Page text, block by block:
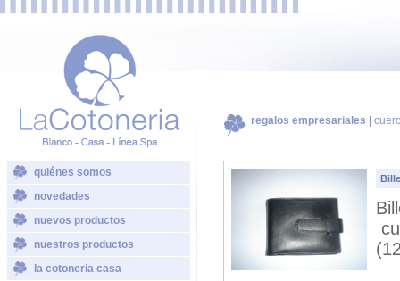
quiénes somos
novedades
nuevos productos
nuestros productos
la cotoneria casa
regalos empresariales |